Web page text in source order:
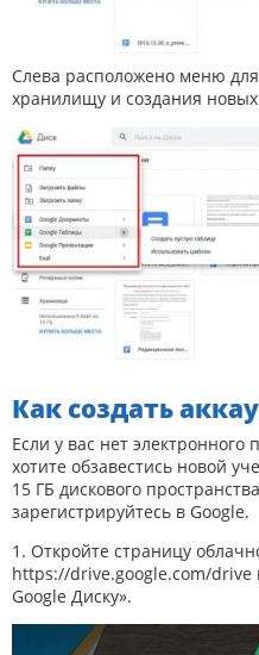
Слева расположено меню
хранилищу и создания новых
Как создать
Если у вас нет электронного
хотите обзавестись новой
15 ГБ дискового
зарегистрируйтесь в Google.
1. Откройте страницу
https://drive.google.com/drive
Google Диску».